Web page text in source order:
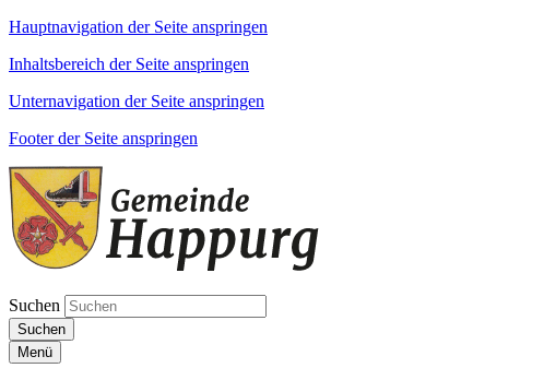
Hauptnavigation der Seite anspringen
Inhaltsbereich der Seite anspringen
Unternavigation der Seite anspringen
Footer der Seite anspringen
Suchen
Suchen
Menü